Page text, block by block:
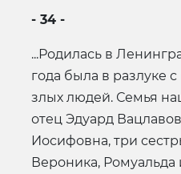
- 34 -
...Родилась в
года была в разлуке
злых людей. Семья
отец Эдуард
Иосифовна, три
Вероника, Ромуальда